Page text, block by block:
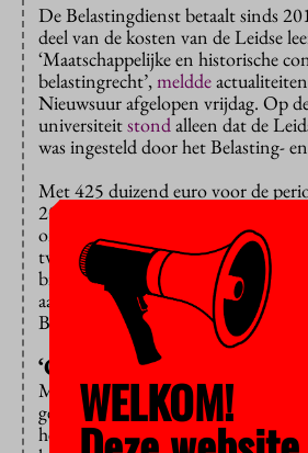
De Belastingdienst betaalt sinds
deel van de kosten van de Leidse
‘Maatschappelijke en historische
belastingrecht’,meldde
Nieuwsuur afgelopen vrijdag. Op
universiteitstondalleen dat de
was ingesteld door het Belasting-
Met 425 duizend euro voor de
2025 betaalt de Belastingdienst het
onderzoek van bijzonder
twee promovendi. Arendsen werkt
bij de universiteit en heeft daarnaast
aanstelling van vier dagen in de
Belastingdienst.
‘Onacceptabel’
Minister Robbert Dijkgraaf van
geschrokken, zegt hij tegen
het absoluut 100 procent duidelijk
WELKOM!